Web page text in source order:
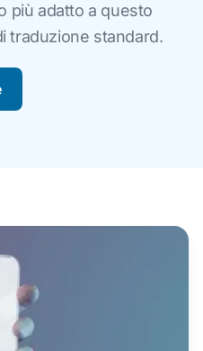
più adatto a questo
traduzione standard.